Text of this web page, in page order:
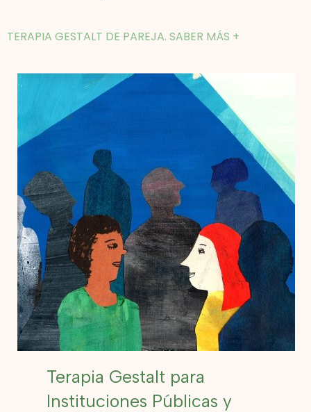
TERAPIA GESTALT DE PAREJA. SABER MÁS +
Terapia Gestalt para
Instituciones Públicas y